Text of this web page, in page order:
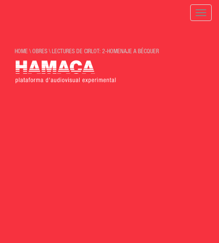
Toggle
HOME \OBRES \ LECTURES DE CIRLOT: 2-HOMENAJE A BÉCQUER